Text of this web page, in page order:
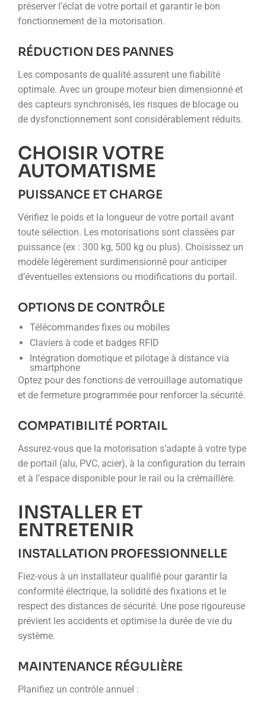
préserver l’éclat de votre portail et garantir le bon
fonctionnement de la motorisation.
RÉDUCTION DES PANNES
Les composants de qualité assurent une fiabilité
optimale. Avec un groupe moteur bien dimensionné et
des capteurs synchronisés, les risques de blocage ou
de dysfonctionnement sont considérablement réduits.
CHOISIR VOTRE
AUTOMATISME
PUISSANCE ET CHARGE
Vérifiez le poids et la longueur de votre portail avant
toute sélection. Les motorisations sont classées par
puissance (ex : 300 kg, 500 kg ou plus). Choisissez un
modèle légèrement surdimensionné pour anticiper
d’éventuelles extensions ou modifications du portail.
OPTIONS DE CONTRÔLE
Télécommandes fixes ou mobiles
Claviers à code et badges RFID
Intégration domotique et pilotage à distance via
smartphone
Optez pour des fonctions de verrouillage automatique
et de fermeture programmée pour renforcer la sécurité.
COMPATIBILITÉ PORTAIL
Assurez-vous que la motorisation s’adapte à votre type
de portail (alu, PVC, acier), à la configuration du terrain
et à l’espace disponible pour le rail ou la crémaillère.
INSTALLER ET
ENTRETENIR
INSTALLATION PROFESSIONNELLE
Fiez-vous à un installateur qualifié pour garantir la
conformité électrique, la solidité des fixations et le
respect des distances de sécurité. Une pose rigoureuse
prévient les accidents et optimise la durée de vie du
système.
MAINTENANCE RÉGULIÈRE
Planifiez un contrôle annuel :